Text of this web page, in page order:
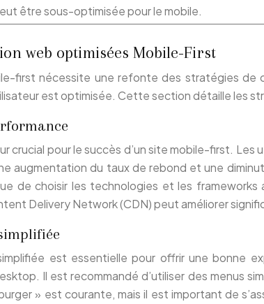
être sous-optimisée pour le mobile.
web optimisées Mobile-First
first nécessite une refonte des stratégies
est optimisée. Cette section détaille les
crucial pour le succès d’un site mobile-first.
augmentation du taux de rebond et une
de choisir les technologies et les
Delivery Network (CDN) peut améliorer
est essentielle pour offrir une bonne
Il est recommandé d’utiliser des menus
» est courante, mais il est important de